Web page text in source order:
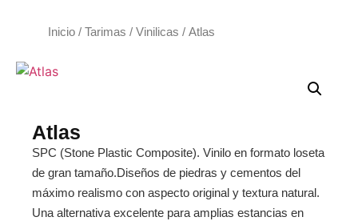
Inicio / Tarimas / Vinilicas / Atlas
Atlas
SPC (Stone Plastic Composite). Vinilo en formato loseta
de gran tamaño.Diseños de piedras y cementos del
máximo realismo con aspecto original y textura natural.
Una alternativa excelente para amplias estancias en